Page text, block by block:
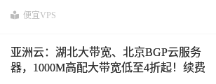
器低至399元/月
便宜VPS
亚洲云：湖北大带宽、北京BGP云服务
器，1000M高配大带宽低至4折起！续费